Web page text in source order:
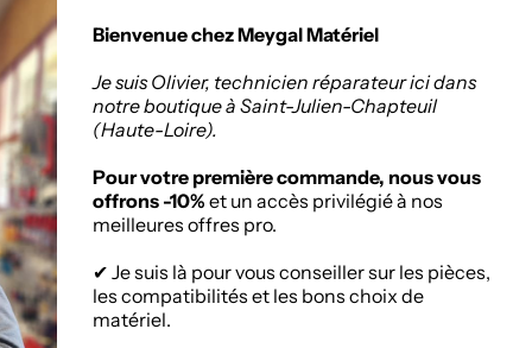
de matériaux
à Saint-
Zone Artisanale, 336
Mauras, 43260
Chapteuil
Politique de retours
Bienvenue chez Meygal Matériel
Je suis Olivier, technicien réparateur ici dans
notre boutique à Saint-Julien-Chapteuil
(Haute-Loire).
Pour votre première commande, nous vous
offrons -10% et un accès privilégié à nos
meilleures offres pro.
✔ Je suis là pour vous conseiller sur les pièces,
les compatibilités et les bons choix de
matériel.